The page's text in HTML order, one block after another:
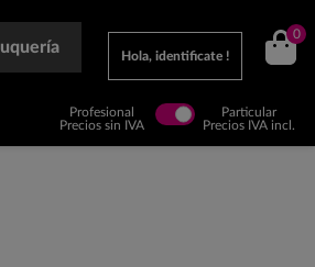
Hola, identificate !
0
Profesional
Precios sin IVA
Particular
Precios IVA incl.